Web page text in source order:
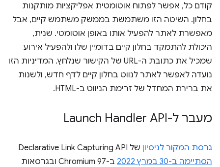
קודם כל, אפשר לפתוח אוטומטית אפליקציות מותקנות
בחלון. השיטה הזו משתמשת בממשק משתמש קיים, אבל
מאפשרת לאתר להפעיל אותו באופן אוטומטי. שנית,
היכולת להתמקד בחלון קיים בדומיין שלו ולהפעיל אירוע
שמכיל את כתובת ה-URL של הקישור שנלחץ. המדיניות הזו
נועדה לאפשר לאתר לנווט בחלון קיים לדף חדש, ולשנות
את ברירת המחדל של זרימת הניווט ב-HTML.
מעבר ל-Launch Handler API
גרסת המקור לניסיון של Declarative Link Capturing API
הסתיימה ב-30 במרץ 2022
ב-Chromium 97 ובגרסאות